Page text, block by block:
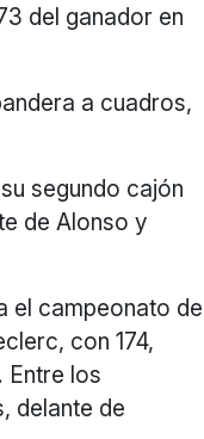
del ganador en
a cuadros,
segundo cajón
de Alonso y
el campeonato de
con 174,
Entre los
delante de